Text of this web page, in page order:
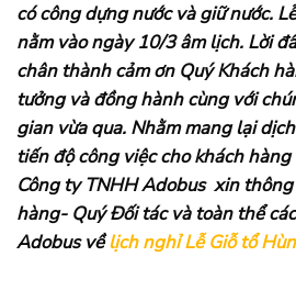
có công dựng nước và giữ nước.
nằm vào ngày 10/3 âm lịch. Lời
chân thành cảm ơn Quý Khách
tưởng và đồng hành cùng với
gian vừa qua. Nhằm mang lại
tiến độ công việc cho khách
Công ty TNHH Adobus xin
hàng- Quý Đối tác và toàn thể
Adobus vềlịch nghỉ Lễ Giỗ tổ